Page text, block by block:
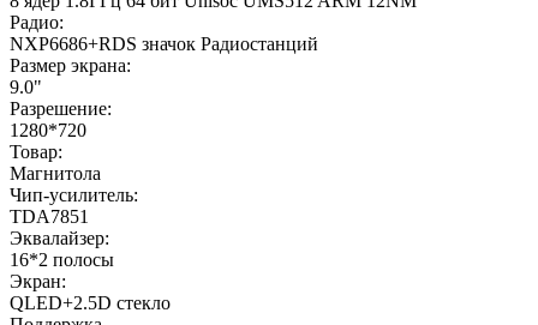
Радио:
NXP6686+RDS значок Радиостанций
Размер экрана:
9.0"
Разрешение:
1280*720
Товар:
Магнитола
Чип-усилитель:
TDA7851
Эквалайзер:
16*2 полосы
Экран:
QLED+2.5D стекло